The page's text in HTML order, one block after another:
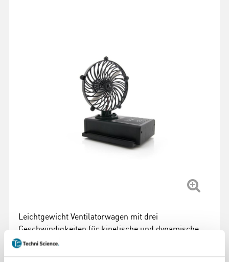
Leichtgewicht Ventilatorwagen mit drei
Geschwindigkeiten für kinetische und dynamische
Experimente, erweiterbar mit Gewichtsplatten.